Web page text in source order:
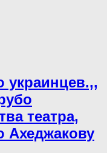
театра,
Ахеджакову